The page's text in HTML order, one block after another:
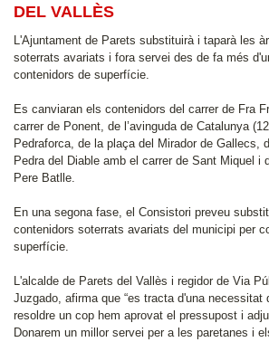
DEL VALLÈS
‎L'Ajuntament de Parets substituirà i taparà les
soterrats avariats i fora servei des de fa més
contenidors de superfície.
Es canviaran els contenidors del carrer de Fra
carrer de Ponent, de l’avinguda de Catalunya
Pedraforca, de la plaça del Mirador de Gallecs,
Pedra del Diable amb el carrer de Sant Miquel i
Pere Batlle.
En una segona fase, el Consistori preveu
contenidors soterrats avariats del municipi per
superfície.
L'alcalde de Parets del Vallès i regidor de Via
Juzgado, afirma que “es tracta d'una necessitat
resoldre un cop hem aprovat el pressupost i
Donarem un millor servei per a les paretanes i